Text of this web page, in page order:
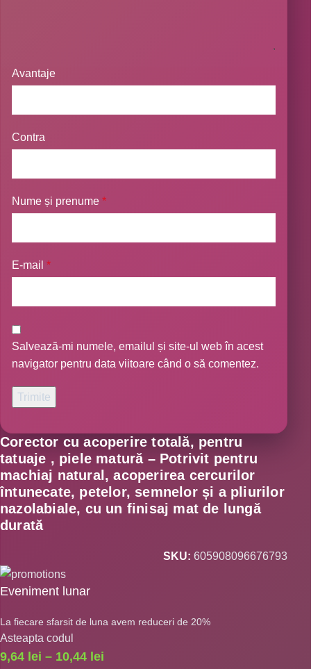
Avantaje
Contra
Nume și prenume*
E-mail*
Salvează-mi numele, emailul și site-ul web în acest
navigator pentru data viitoare când o să comentez.
Corector cu acoperire totală, pentru
tatuaje , piele matură – Potrivit pentru
machiaj natural, acoperirea cercurilor
întunecate, petelor, semnelor și a pliurilor
nazolabiale, cu un finisaj mat de lungă
durată
SKU:605908096676793
Eveniment lunar
La fiecare sfarsit de luna avem reduceri de 20%
Asteapta codul
9,64 lei – 10,44 lei